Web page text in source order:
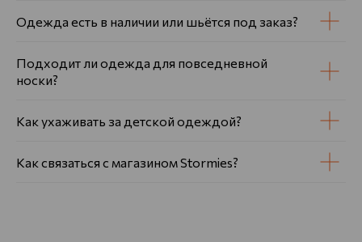
Одежда есть в наличии или шьётся под заказ?
Подходит ли одежда для повседневной
носки?
Как ухаживать за детской одеждой?
Как связаться с магазином Stormies?